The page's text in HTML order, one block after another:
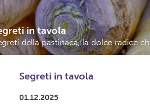
in tavola
della pastinaca, la dolce radice
Segreti in tavola
01.12.2025